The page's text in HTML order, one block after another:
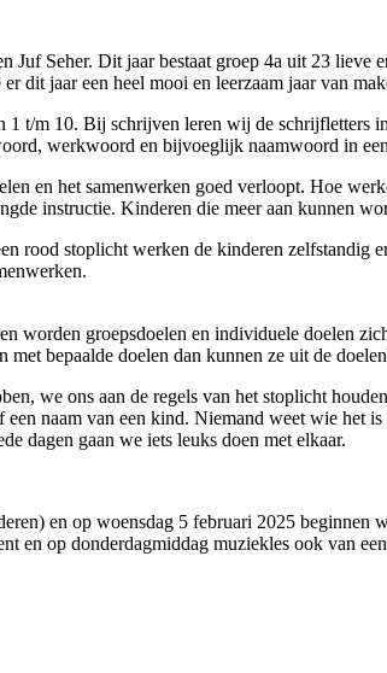
Seher. Dit jaar bestaat groep 4a uit 23 lieve
dit jaar een heel mooi en leerzaam jaar van
t/m 10. Bij schrijven leren wij de schrijfletters
werkwoord en bijvoeglijk naamwoord in
en het samenwerken goed verloopt. Hoe
instructie. Kinderen die meer aan kunnen
rood stoplicht werken de kinderen zelfstandig
worden groepsdoelen en individuele doelen
bepaalde doelen dan kunnen ze uit de
we ons aan de regels van het stoplicht
naam van een kind. Niemand weet wie het
dagen gaan we iets leuks doen met elkaar.
en op woensdag 5 februari 2025 beginnen
en op donderdagmiddag muziekles ook van